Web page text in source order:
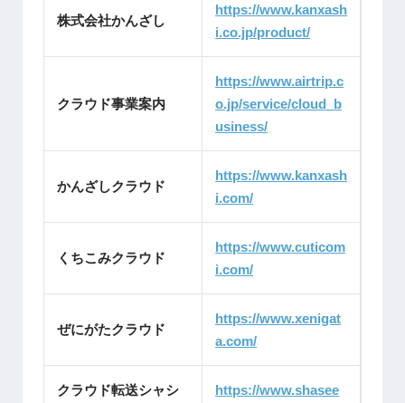
株式会社かんざし
https://www.kanxash
i.co.jp/product/
クラウド事業案内
https://www.airtrip.c
o.jp/service/cloud_b
usiness/
かんざしクラウド
https://www.kanxash
i.com/
くちこみクラウド
https://www.cuticom
i.com/
ぜにがたクラウド
https://www.xenigat
a.com/
クラウド転送シャシ
https://www.shasee